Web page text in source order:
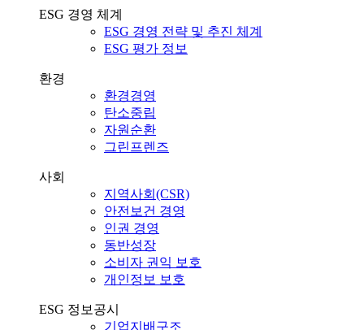
ESG 경영 체계
ESG 경영 전략 및 추진 체계
ESG 평가 정보
환경
환경경영
탄소중립
자원순환
그린프렌즈
사회
지역사회(CSR)
안전보건 경영
인권 경영
동반성장
소비자 권익 보호
개인정보 보호
ESG 정보공시
기업지배구조